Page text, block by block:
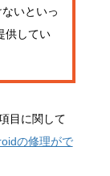
いといっ
供してい
目に関して
の修理がで